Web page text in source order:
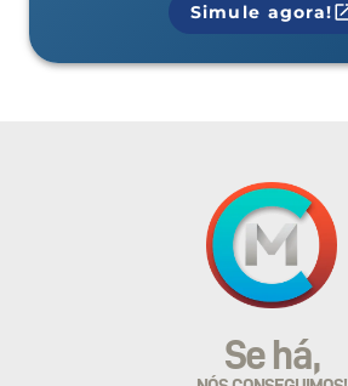
Simule agora!
Se há,